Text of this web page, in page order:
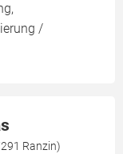
/
Ranzin)